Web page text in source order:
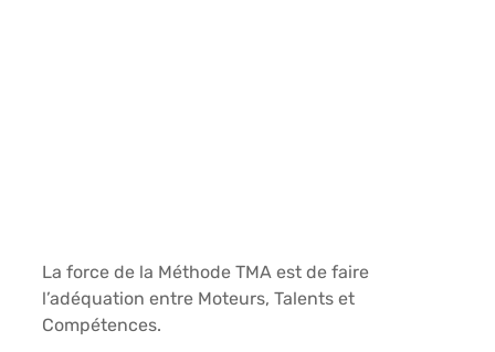
La force de la Méthode TMA est de faire
l’adéquation entre Moteurs, Talents et
Compétences.